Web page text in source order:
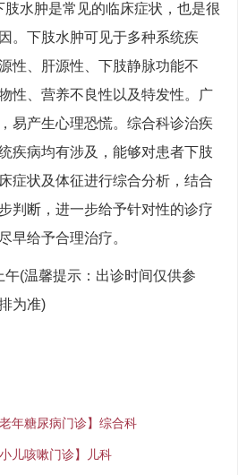
肢水肿是常见的临床症状，也是很
。下肢水肿可见于多种系统疾
性、肝源性、下肢静脉功能不
性、营养不良性以及特发性。广
易产生心理恐慌。综合科诊治疾
疾病均有涉及，能够对患者下肢
症状及体征进行综合分析，结合
判断，进一步给予针对性的诊疗
早给予合理治疗。
午(温馨提示：出诊时间仅供参
为准)
老年糖尿病门诊】综合科
小儿咳嗽门诊】儿科